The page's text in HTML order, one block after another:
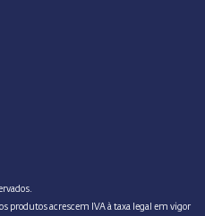
os produtos acrescem IVA à taxa legal em vigor